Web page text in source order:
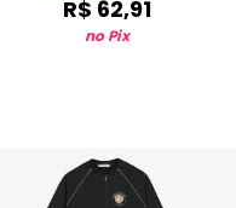
R$ 62,91
no Pix